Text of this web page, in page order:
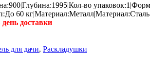
во
60
доставки
для дачи, Раскладушки